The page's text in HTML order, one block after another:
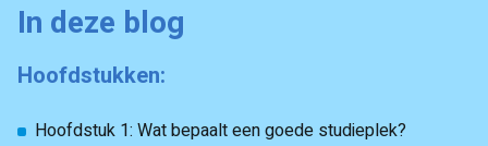
In deze blog
Hoofdstukken:
Hoofdstuk 1: Wat bepaalt een goede studieplek?